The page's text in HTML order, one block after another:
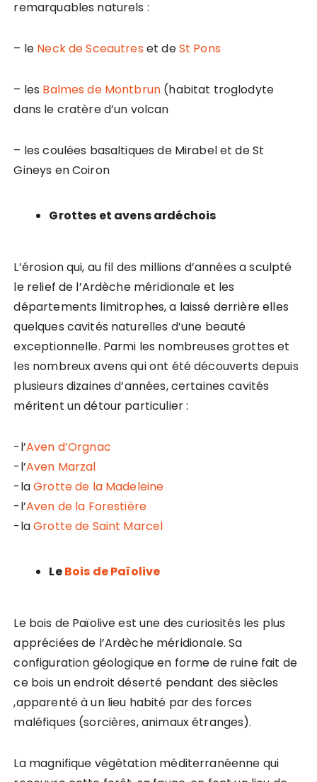
remarquables naturels :
– le Neck de Sceautres et deSt Pons
– les Balmes de Montbrun (habitat troglodyte
dans le cratère d’un volcan
– les coulées basaltiques de Mirabel et de St
Gineys en Coiron
Grottes et avens ardéchois
L’érosion qui, au fil des millions d’années a sculpté
le relief de l’Ardèche méridionale et les
départements limitrophes, a laissé derrière elles
quelques cavités naturelles d’une beauté
exceptionnelle. Parmi les nombreuses grottes et
les nombreux avens qui ont été découverts depuis
plusieurs dizaines d’années, certaines cavités
méritent un détour particulier :
-l’Aven d’Orgnac
-l’Aven Marzal
-laGrotte de la Madeleine
-l’Aven de la Forestière
-laGrotte de Saint Marcel
LeBois de Païolive
Le bois de Païolive est une des curiosités les plus
appréciées de l’Ardèche méridionale. Sa
configuration géologique en forme de ruine fait de
ce bois un endroit déserté pendant des siècles
,apparenté à un lieu habité par des forces
maléfiques (sorcières, animaux étranges).
La magnifique végétation méditerranéenne qui